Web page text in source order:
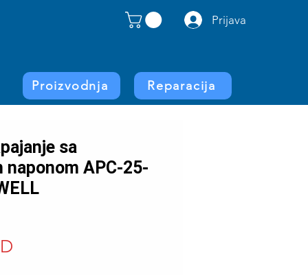
Prijava
Proizvodnja Reparacija
sa
APC-25-